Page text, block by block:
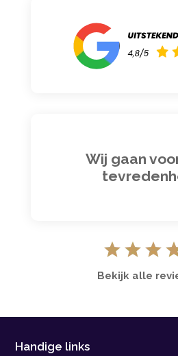
Wij gaan
Bekijk alle
Handige links